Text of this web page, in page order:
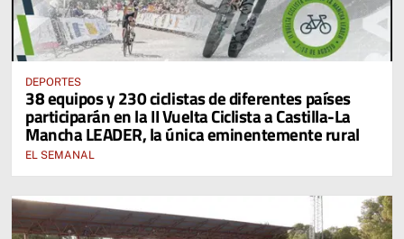
DEPORTES
38 equipos y 230 ciclistas de diferentes países
participarán en la II Vuelta Ciclista a Castilla-La
Mancha LEADER, la única eminentemente rural
EL SEMANAL